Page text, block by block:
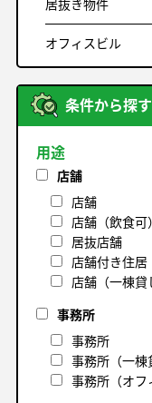
居抜き物件
オフィスビル
条件から探す
用途
店舗
店舗
店舗（飲食可）
居抜店舗
店舗付き住居
店舗（一棟貸
事務所
事務所
事務所（一棟
事務所（オフ